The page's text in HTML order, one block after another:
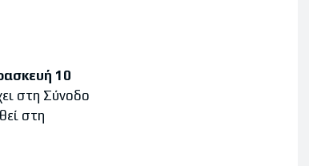
10
στη Σύνοδο
στη